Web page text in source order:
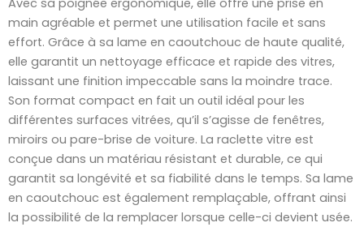
Avec sa poignée ergonomique, elle offre une prise en
main agréable et permet une utilisation facile et sans
effort. Grâce à sa lame en caoutchouc de haute qualité,
elle garantit un nettoyage efficace et rapide des vitres,
laissant une finition impeccable sans la moindre trace.
Son format compact en fait un outil idéal pour les
différentes surfaces vitrées, qu’il s’agisse de fenêtres,
miroirs ou pare-brise de voiture. La raclette vitre est
conçue dans un matériau résistant et durable, ce qui
garantit sa longévité et sa fiabilité dans le temps. Sa lame
en caoutchouc est également remplaçable, offrant ainsi
la possibilité de la remplacer lorsque celle-ci devient usée.